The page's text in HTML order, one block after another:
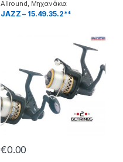
Allround Μηχανάκια
JAZZ – 15.49.35.2**
€0.00